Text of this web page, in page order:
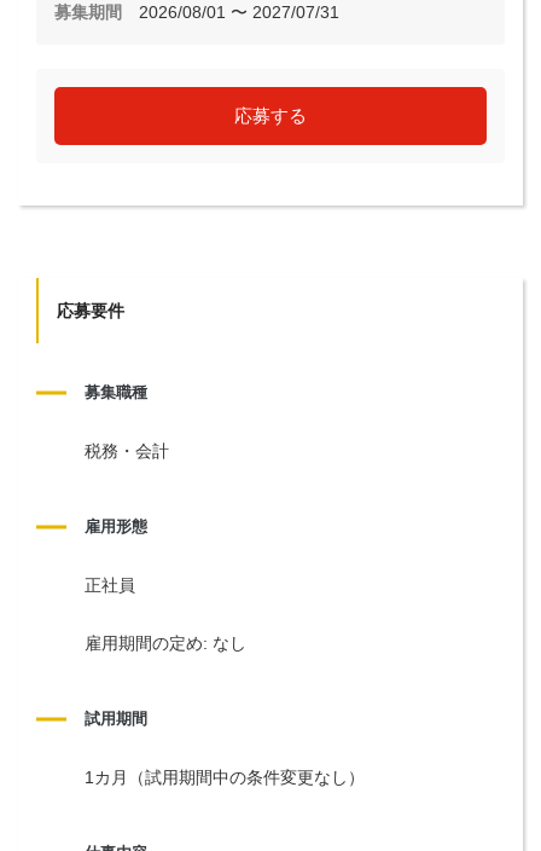
募集期間 2026/08/01 〜 2027/07/31
応募する
応募要件
募集職種
税務・会計
雇用形態
正社員
雇用期間の定め: なし
試用期間
1カ月（試用期間中の条件変更なし）